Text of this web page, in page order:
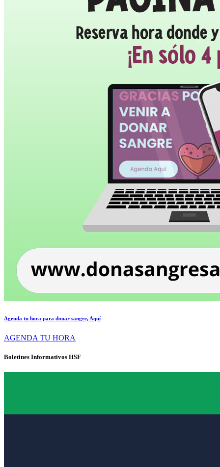
Agenda tu hora para donar sangre, Aquí
AGENDA TU HORA
Boletines Informativos HSF